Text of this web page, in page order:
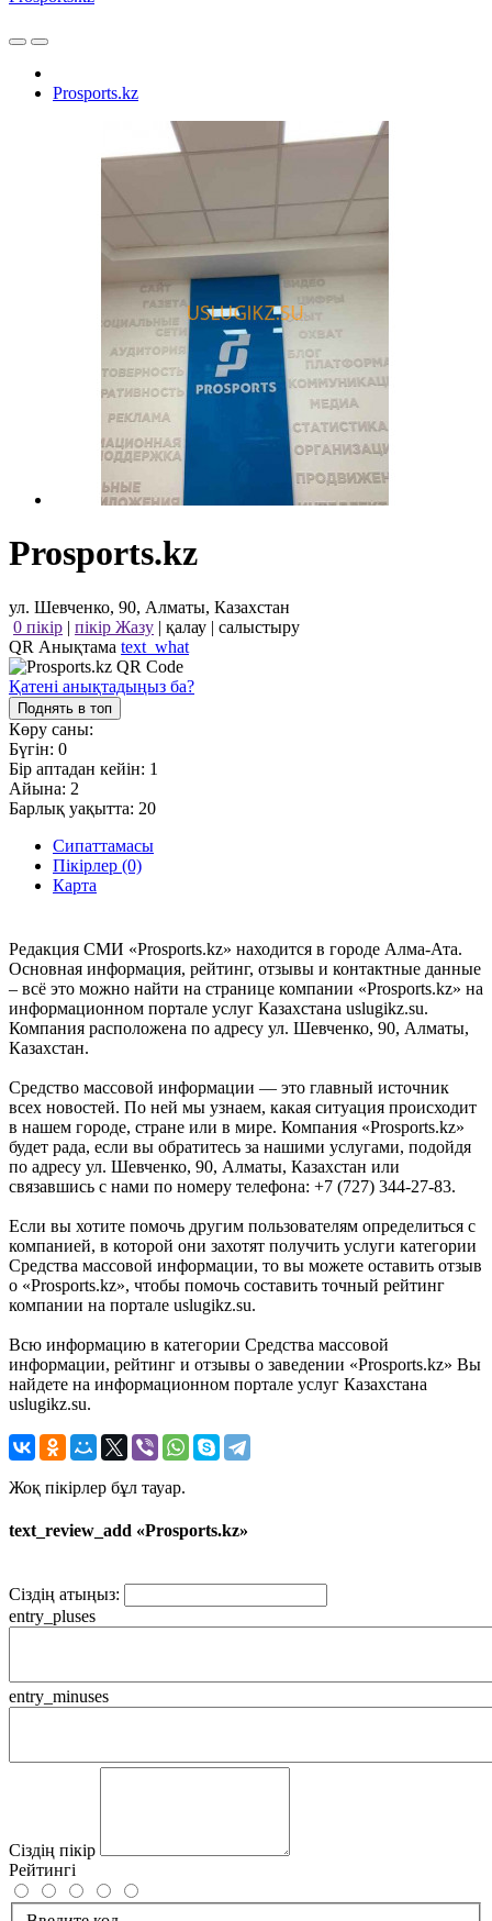
Prosports.kz
Prosports.kz
ул. Шевченко, 90, Алматы, Казахстан
0 пікір | пікір Жазу | қалау | салыстыру
QR Анықтама text_what
Қатені анықтадыңыз ба?
Поднять в топ
Көру саны:
Бүгін: 0
Бір аптадан кейін: 1
Айына: 2
Барлық уақытта: 20
Сипаттамасы
Пікірлер (0)
Карта
Редакция СМИ «Prosports.kz» находится в городе Алма-Ата.
Основная информация, рейтинг, отзывы и контактные данные
– всё это можно найти на странице компании «Prosports.kz» на
информационном портале услуг Казахстана uslugikz.su.
Компания расположена по адресу ул. Шевченко, 90, Алматы,
Казахстан.
Средство массовой информации — это главный источник
всех новостей. По ней мы узнаем, какая ситуация происходит
в нашем городе, стране или в мире. Компания «Prosports.kz»
будет рада, если вы обратитесь за нашими услугами, подойдя
по адресу ул. Шевченко, 90, Алматы, Казахстан или
связавшись с нами по номеру телефона: +7 (727) 344-27-83.
Если вы хотите помочь другим пользователям определиться с
компанией, в которой они захотят получить услуги категории
Средства массовой информации, то вы можете оставить отзыв
о «Prosports.kz», чтобы помочь составить точный рейтинг
компании на портале uslugikz.su.
Всю информацию в категории Средства массовой
информации, рейтинг и отзывы о заведении «Prosports.kz» Вы
найдете на информационном портале услуг Казахстана
uslugikz.su.
Жоқ пікірлер бұл тауар.
text_review_add «Prosports.kz»
Сіздің атыңыз:
entry_pluses
entry_minuses
Сіздің пікір
Рейтингі